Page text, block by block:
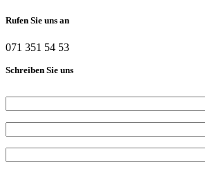
Rufen Sie uns an
071 351 54 53
Schreiben Sie uns